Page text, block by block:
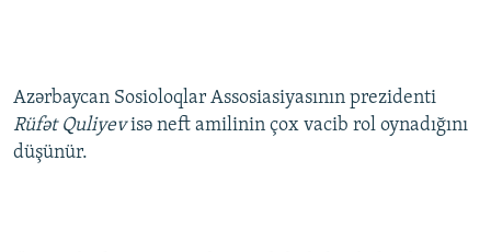
Azərbaycan Sosioloqlar Assosiasiyasının prezidenti
Rüfət Quliyevisə neft amilinin çox vacib rol oynadığını
düşünür.